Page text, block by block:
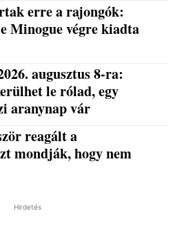
erre a rajongók:
Minogue végre kiadta
augusztus 8-ra:
le rólad, egy
aranynap vár
reagált a
mondják, hogy nem
Hirdetés